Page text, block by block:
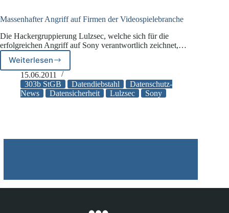
Massenhafter Angriff auf Firmen der Videospielebranche
Die Hackergruppierung Lulzsec, welche sich für die
erfolgreichen Angriff auf Sony verantwortlich zeichnet,…
WeiterlesenMassenhafter
Angriff
auf
Firmen
15.06.2011
303b StGB
Datendiebstahl
Datenschutz-
News
Datensicherheit Lulzsec Sony